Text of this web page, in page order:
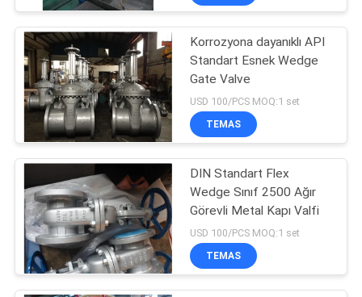
SITE
HARITASI
PRIVACY
POLICY
Yüzer Küresel Vana
Yukarı girme topu
valfi
23
Korrozyona dayanıklı API
Standart Esnek Wedge
Gate Valve
USD 100/PCS MOQ:1 set
TEMAS
DIN Standart Flex
Wedge Sınıf 2500 Ağır
Görevli Metal Kapı Valfi
USD 100/PCS MOQ:1 set
TEMAS